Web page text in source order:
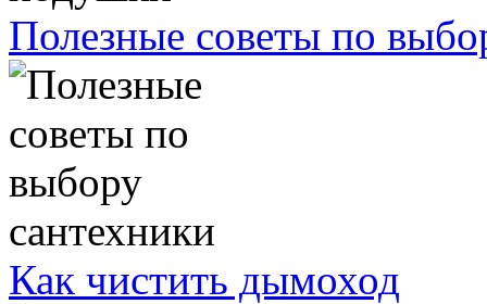
Полезные советы по
Как чистить дымоход